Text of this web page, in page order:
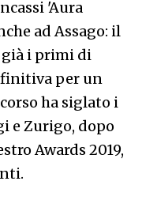
'Aura
ad Assago: il
i primi di
per un
ha siglato i
e Zurigo, dopo
Awards 2019,